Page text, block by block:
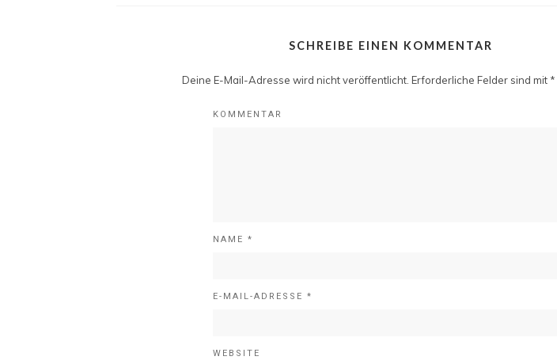
SCHREIBE EINEN KOMMENTAR
Deine E-Mail-Adresse wird nicht veröffentlicht. Erforderliche Felder sind mit *
KOMMENTAR
NAME *
E-MAIL-ADRESSE *
WEBSITE